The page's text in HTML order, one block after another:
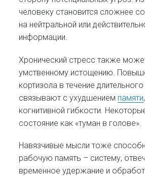
человеку становится сложнее
на нейтральной или
информации.
Хронический стресс также
умственному истощению.
кортизола в течение
связывают с ухудшением памяти
когнитивной гибкости.
состояние как «туман в голове».
Навязчивые мысли тоже
рабочую память – систему,
временное удержание и